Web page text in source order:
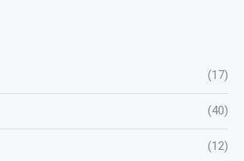
(17)
(40)
(12)